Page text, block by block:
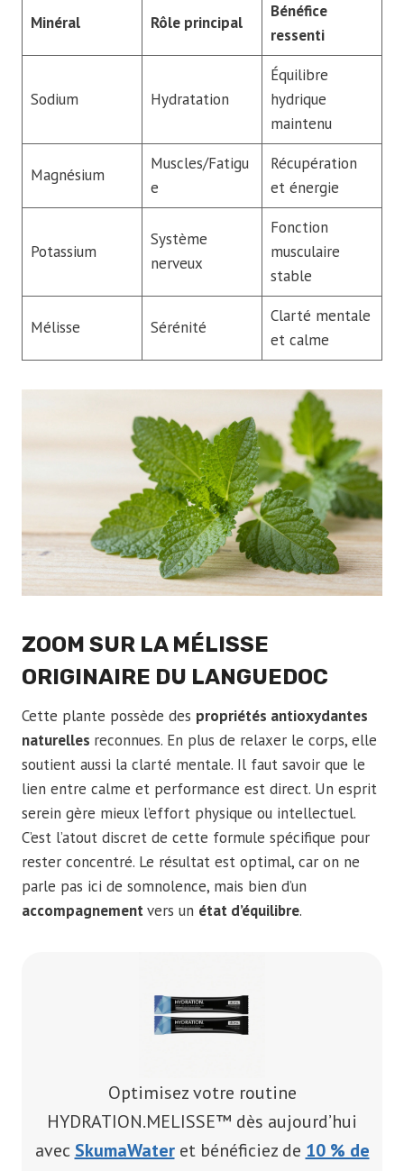
Minéral Rôle principal
Bénéfice
ressenti
Sodium Hydratation
Équilibre
hydrique
maintenu
Magnésium
Muscles/Fatigu
e
Récupération
et énergie
Potassium
Système
nerveux
Fonction
musculaire
stable
Mélisse Sérénité
Clarté mentale
et calme
ZOOM SUR LA MÉLISSE
ORIGINAIRE DU LANGUEDOC
Cette plante possède des propriétés antioxydantes
naturelles reconnues. En plus de relaxer le corps, elle
soutient aussi la clarté mentale. Il faut savoir que le
lien entre calme et performance est direct. Un esprit
serein gère mieux l’effort physique ou intellectuel.
C’est l’atout discret de cette formule spécifique pour
rester concentré. Le résultat est optimal, car on ne
parle pas ici de somnolence, mais bien d’un
accompagnementvers un état d’équilibre.
Optimisez votre routine
HYDRATION.MELISSE™ dès aujourd’hui
avec SkumaWater et bénéficiez de 10 % de